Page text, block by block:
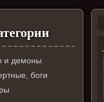
и демоны
боги